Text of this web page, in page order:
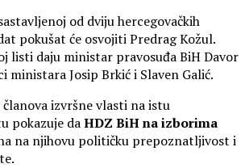
od dviju hercegovačkih
pokušat će osvojiti Predrag Kožul.
listi daju ministar pravosuđa BiH Davor
ministara Josip Brkić i Slaven Galić.
izvršne vlasti na istu
pokazuje daHDZ BiH na izborima
na njihovu političku prepoznatljivost i